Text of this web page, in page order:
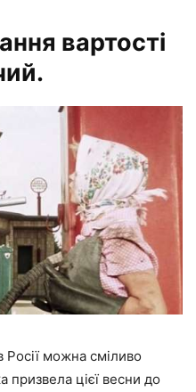
вартості
можна сміливо
призвела цієї весни до